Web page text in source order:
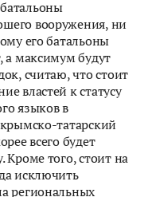
вооружения, ни
его батальоны
а максимум будут
считаю, что стоит
властей к статусу
языков в
татарский
всего будет
Кроме того, стоит на
исключить
региональных